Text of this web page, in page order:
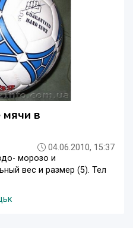
в
04.06.2010, 15:37
морозо и
вес и размер (5). Тел